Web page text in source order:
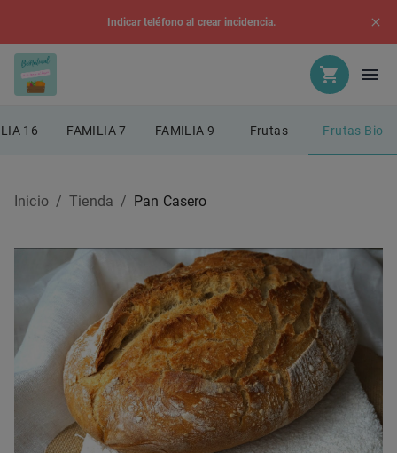
Indicar teléfono al crear incidencia.
16 FAMILIA 7 FAMILIA 9 Frutas Frutas Bio
Inicio / Tienda / Pan Casero